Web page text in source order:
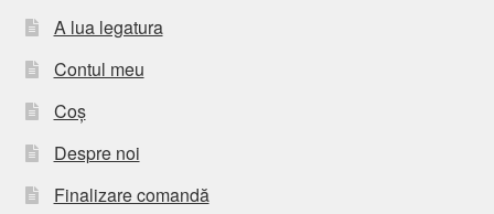
A lua legatura
Contul meu
Coș
Despre noi
Finalizare comandă